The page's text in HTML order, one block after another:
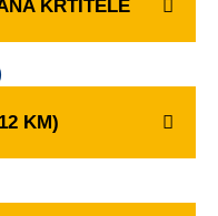
KŘTITELE
KM)